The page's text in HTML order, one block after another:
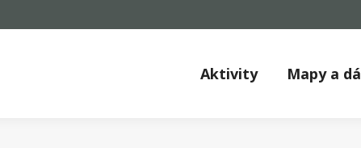
Aktivity Mapy a